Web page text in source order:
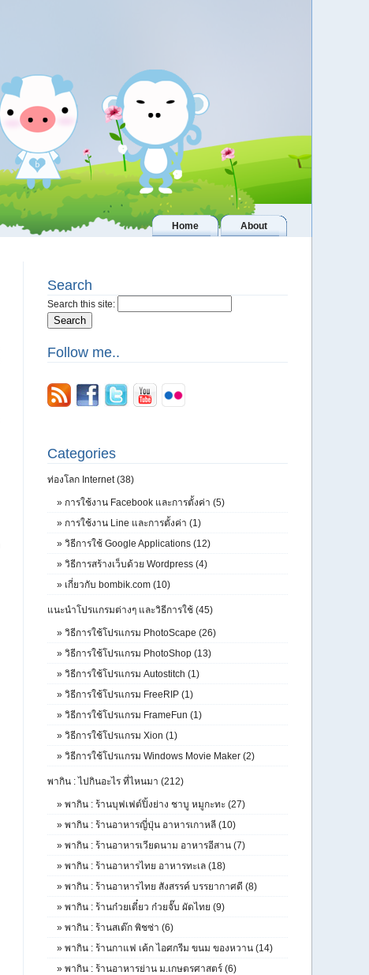
Home About
Search
Search this site:
Follow me..
Categories
ท่องโลก Internet (38)
» การใช้งาน Facebook และการตั้งค่า (5)
» การใช้งาน Line และการตั้งค่า (1)
» วิธีการใช้ Google Applications (12)
» วิธีการสร้างเว็บด้วย Wordpress (4)
» เกี่ยวกับ bombik.com (10)
แนะนำโปรแกรมต่างๆ และวิธีการใช้ (45)
» วิธีการใช้โปรแกรม PhotoScape (26)
» วิธีการใช้โปรแกรม PhotoShop (13)
» วิธีการใช้โปรแกรม Autostitch (1)
» วิธีการใช้โปรแกรม FreeRIP (1)
» วิธีการใช้โปรแกรม FrameFun (1)
» วิธีการใช้โปรแกรม Xion (1)
» วิธีการใช้โปรแกรม Windows Movie Maker (2)
พากิน : ไปกินอะไร ที่ไหนมา (212)
» พากิน : ร้านบุฟเฟต์ปิ้งย่าง ชาบู หมูกะทะ (27)
» พากิน : ร้านอาหารญี่ปุ่น อาหารเกาหลี (10)
» พากิน : ร้านอาหารเวียดนาม อาหารอีสาน (7)
» พากิน : ร้านอาหารไทย อาหารทะเล (18)
» พากิน : ร้านอาหารไทย สังสรรค์ บรรยากาศดี (8)
» พากิน : ร้านก๋วยเตี๋ยว ก๋วยจั๊บ ผัดไทย (9)
» พากิน : ร้านสเต๊ก พิชซ่า (6)
» พากิน : ร้านกาแฟ เค้ก ไอศกรีม ขนม ของหวาน (14)
» พากิน : ร้านอาหารย่าน ม.เกษตรศาสตร์ (6)